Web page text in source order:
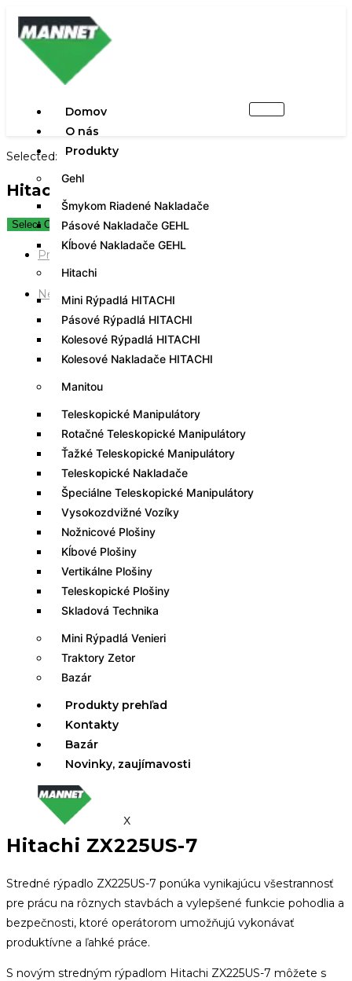
Domov
O nás
Produkty
Gehl
Šmykom Riadené Nakladače
Pásové Nakladače GEHL
Kĺbové Nakladače GEHL
Hitachi
Mini Rýpadlá HITACHI
Pásové Rýpadlá HITACHI
Kolesové Rýpadlá HITACHI
Kolesové Nakladače HITACHI
Manitou
Teleskopické Manipulátory
Rotačné Teleskopické Manipulátory
Ťažké Teleskopické Manipulátory
Teleskopické Nakladače
Špeciálne Teleskopické Manipulátory
Vysokozdvižné Vozíky
Nožnicové Plošiny
Kĺbové Plošiny
Vertikálne Plošiny
Teleskopické Plošiny
Skladová Technika
Mini Rýpadlá Venieri
Traktory Zetor
Bazár
Produkty prehľad
Kontakty
Bazár
Novinky, zaujímavosti
X
Selected:
Hitachi ZX225US-7
Select Options
Previous Product
Next Product
Hitachi ZX225US-7
Stredné rýpadlo ZX225US-7 ponúka vynikajúcu všestrannosť
pre prácu na rôznych stavbách a vylepšené funkcie pohodlia a
bezpečnosti, ktoré operátorom umožňujú vykonávať
produktívne a ľahké práce.
S novým stredným rýpadlom Hitachi ZX225US-7 môžete s